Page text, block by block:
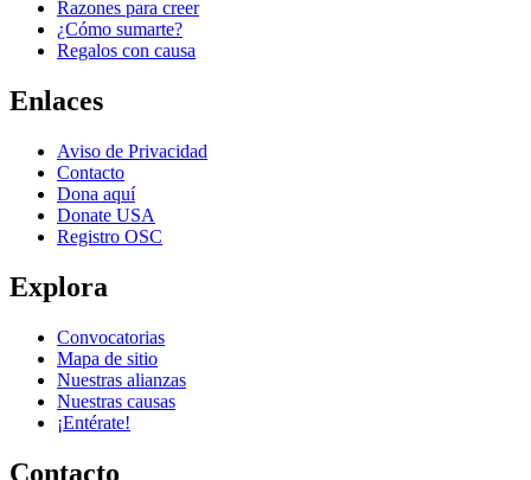
Razones para creer
¿Cómo sumarte?
Regalos con causa
Enlaces
Aviso de Privacidad
Contacto
Dona aquí
Donate USA
Registro OSC
Explora
Convocatorias
Mapa de sitio
Nuestras alianzas
Nuestras causas
¡Entérate!
Contacto